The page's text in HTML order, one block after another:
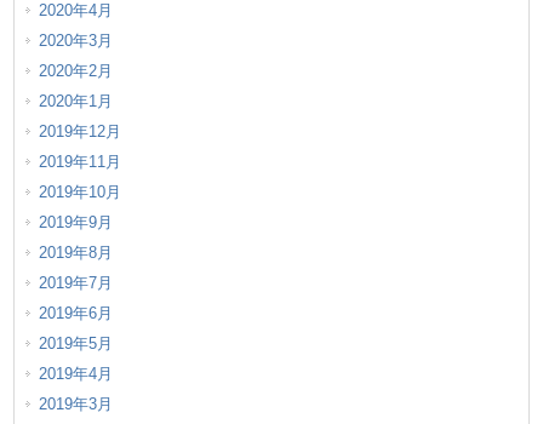
2020年4月
2020年3月
2020年2月
2020年1月
2019年12月
2019年11月
2019年10月
2019年9月
2019年8月
2019年7月
2019年6月
2019年5月
2019年4月
2019年3月